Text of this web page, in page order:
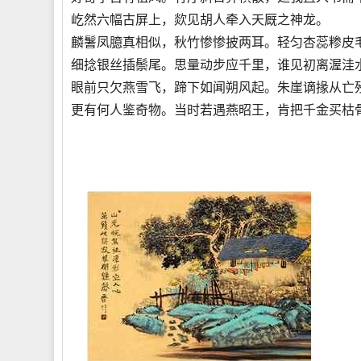
屹然六幅古屏上，欻见胡人牵入天厩之神龙。
麟鬐凤臆真相似，秋竹惨惨披两耳。轻匀杏蕊糁皮
细捻银丝插鬃尾。思量动步应千里，谁见初离渥洼
眼前只欠燕雪飞，蹄下如闻朔风起。朱崖谪掾从亡
更有何人鉴奇物。当时若遇燕昭王，肯把千金买枯